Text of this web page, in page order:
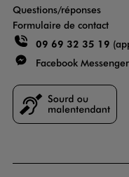
Questions/réponses
Formulaire de contact
09 69 32 35 19
Facebook Messenger